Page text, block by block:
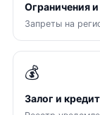
Ограничения
Запреты на
💰
Залог и кредит